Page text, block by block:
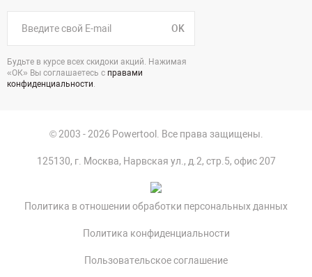
OK
Будьте в курсе всех скидоки акций. Нажимая
«ОК» Вы соглашаетесь с правами
конфиденциальности.
© 2003 - 2026 Powertool. Все права защищены.
125130, г. Москва, Нарвская ул., д.2, стр.5, офис 207
Политика в отношении обработки персональных данных
Политика конфиденциальности
Пользовательское соглашение